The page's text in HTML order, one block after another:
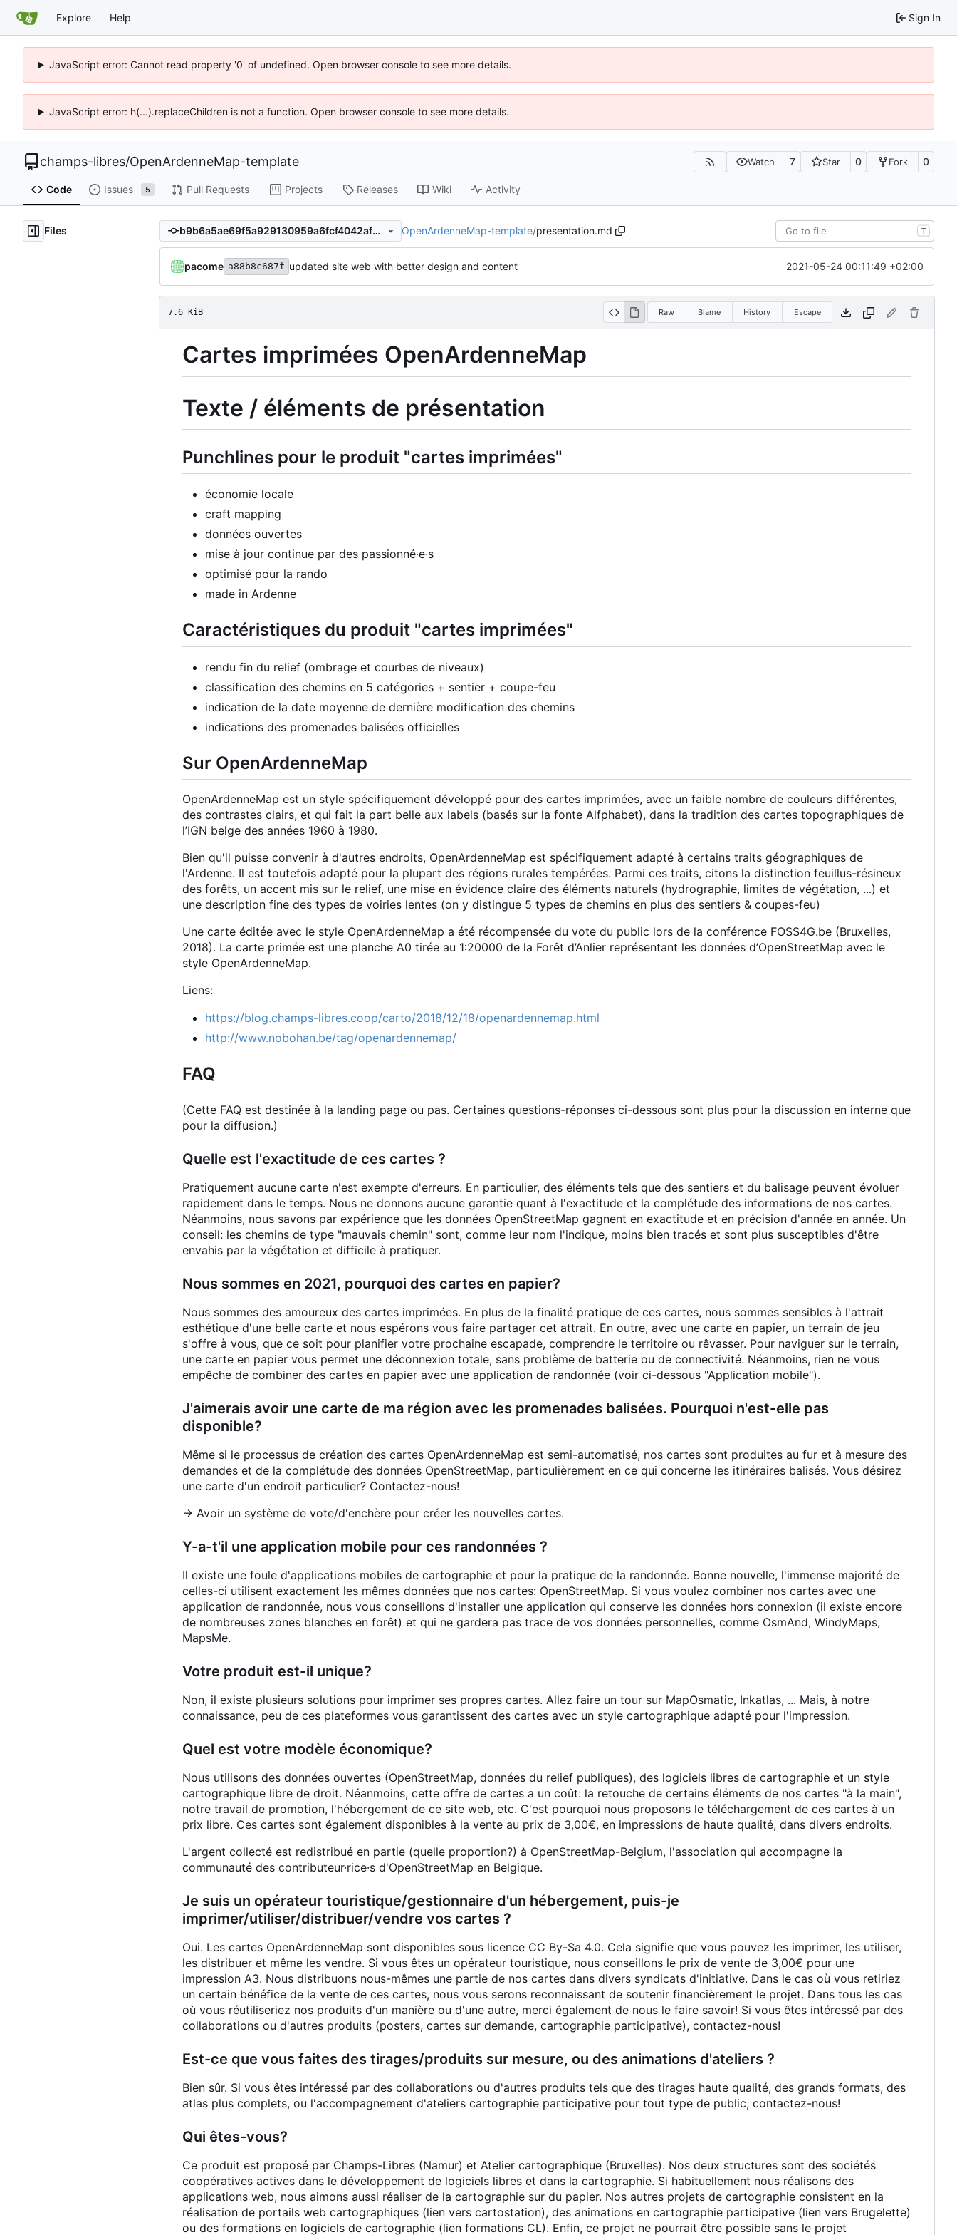
Explore Help Sign In
JavaScript error: Cannot read property '0' of undefined. Open browser console to see more details.
JavaScript error: h(...).replaceChildren is not a function. Open browser console to see more details.
champs-libres/OpenArdenneMap-template Watch 7 Star 0 Fork 0
Code Issues 5 Pull Requests Projects Releases Wiki Activity
Files b9b6a5ae69f5a929130959a6fcf4042af3837cd3 OpenArdenneMap-template/presentation.md T
pacome a88b8c687f updated site web with better design and content 2021-05-24 00:11:49 +02:00
7.6 KiB Raw Blame History Escape
Cartes imprimées OpenArdenneMap
Texte / éléments de présentation
Punchlines pour le produit "cartes imprimées"
économie locale
craft mapping
données ouvertes
mise à jour continue par des passionné·e·s
optimisé pour la rando
made in Ardenne
Caractéristiques du produit "cartes imprimées"
rendu fin du relief (ombrage et courbes de niveaux)
classification des chemins en 5 catégories + sentier + coupe-feu
indication de la date moyenne de dernière modification des chemins
indications des promenades balisées officielles
Sur OpenArdenneMap
OpenArdenneMap est un style spécifiquement développé pour des cartes imprimées, avec un faible nombre de couleurs différentes,
des contrastes clairs, et qui fait la part belle aux labels (basés sur la fonte Alfphabet), dans la tradition des cartes topographiques de
l’IGN belge des années 1960 à 1980.
Bien qu'il puisse convenir à d'autres endroits, OpenArdenneMap est spécifiquement adapté à certains traits géographiques de
l'Ardenne. Il est toutefois adapté pour la plupart des régions rurales tempérées. Parmi ces traits, citons la distinction feuillus-résineux
des forêts, un accent mis sur le relief, une mise en évidence claire des éléments naturels (hydrographie, limites de végétation, ...) et
une description fine des types de voiries lentes (on y distingue 5 types de chemins en plus des sentiers & coupes-feu)
Une carte éditée avec le style OpenArdenneMap a été récompensée du vote du public lors de la conférence FOSS4G.be (Bruxelles,
2018). La carte primée est une planche A0 tirée au 1:20000 de la Forêt d’Anlier représentant les données d’OpenStreetMap avec le
style OpenArdenneMap.
Liens:
https://blog.champs-libres.coop/carto/2018/12/18/openardennemap.html
http://www.nobohan.be/tag/openardennemap/
FAQ
(Cette FAQ est destinée à la landing page ou pas. Certaines questions-réponses ci-dessous sont plus pour la discussion en interne que
pour la diffusion.)
Quelle est l'exactitude de ces cartes ?
Pratiquement aucune carte n'est exempte d'erreurs. En particulier, des éléments tels que des sentiers et du balisage peuvent évoluer
rapidement dans le temps. Nous ne donnons aucune garantie quant à l'exactitude et la complétude des informations de nos cartes.
Néanmoins, nous savons par expérience que les données OpenStreetMap gagnent en exactitude et en précision d'année en année. Un
conseil: les chemins de type "mauvais chemin" sont, comme leur nom l'indique, moins bien tracés et sont plus susceptibles d'être
envahis par la végétation et difficile à pratiquer.
Nous sommes en 2021, pourquoi des cartes en papier?
Nous sommes des amoureux des cartes imprimées. En plus de la finalité pratique de ces cartes, nous sommes sensibles à l'attrait
esthétique d'une belle carte et nous espérons vous faire partager cet attrait. En outre, avec une carte en papier, un terrain de jeu
s'offre à vous, que ce soit pour planifier votre prochaine escapade, comprendre le territoire ou rêvasser. Pour naviguer sur le terrain,
une carte en papier vous permet une déconnexion totale, sans problème de batterie ou de connectivité. Néanmoins, rien ne vous
empêche de combiner des cartes en papier avec une application de randonnée (voir ci-dessous "Application mobile").
J'aimerais avoir une carte de ma région avec les promenades balisées. Pourquoi n'est-elle pas
disponible?
Même si le processus de création des cartes OpenArdenneMap est semi-automatisé, nos cartes sont produites au fur et à mesure des
demandes et de la complétude des données OpenStreetMap, particulièrement en ce qui concerne les itinéraires balisés. Vous désirez
une carte d'un endroit particulier? Contactez-nous!
-> Avoir un système de vote/d'enchère pour créer les nouvelles cartes.
Y-a-t'il une application mobile pour ces randonnées ?
Il existe une foule d'applications mobiles de cartographie et pour la pratique de la randonnée. Bonne nouvelle, l'immense majorité de
celles-ci utilisent exactement les mêmes données que nos cartes: OpenStreetMap. Si vous voulez combiner nos cartes avec une
application de randonnée, nous vous conseillons d'installer une application qui conserve les données hors connexion (il existe encore
de nombreuses zones blanches en forêt) et qui ne gardera pas trace de vos données personnelles, comme OsmAnd, WindyMaps,
MapsMe.
Votre produit est-il unique?
Non, il existe plusieurs solutions pour imprimer ses propres cartes. Allez faire un tour sur MapOsmatic, Inkatlas, ... Mais, à notre
connaissance, peu de ces plateformes vous garantissent des cartes avec un style cartographique adapté pour l'impression.
Quel est votre modèle économique?
Nous utilisons des données ouvertes (OpenStreetMap, données du relief publiques), des logiciels libres de cartographie et un style
cartographique libre de droit. Néanmoins, cette offre de cartes a un coût: la retouche de certains éléments de nos cartes "à la main",
notre travail de promotion, l'hébergement de ce site web, etc. C'est pourquoi nous proposons le téléchargement de ces cartes à un
prix libre. Ces cartes sont également disponibles à la vente au prix de 3,00€, en impressions de haute qualité, dans divers endroits.
L'argent collecté est redistribué en partie (quelle proportion?) à OpenStreetMap-Belgium, l'association qui accompagne la
communauté des contributeur·rice·s d'OpenStreetMap en Belgique.
Je suis un opérateur touristique/gestionnaire d'un hébergement, puis-je
imprimer/utiliser/distribuer/vendre vos cartes ?
Oui. Les cartes OpenArdenneMap sont disponibles sous licence CC By-Sa 4.0. Cela signifie que vous pouvez les imprimer, les utiliser,
les distribuer et même les vendre. Si vous êtes un opérateur touristique, nous conseillons le prix de vente de 3,00€ pour une
impression A3. Nous distribuons nous-mêmes une partie de nos cartes dans divers syndicats d'initiative. Dans le cas où vous retiriez
un certain bénéfice de la vente de ces cartes, nous vous serons reconnaissant de soutenir financièrement le projet. Dans tous les cas
où vous réutiliseriez nos produits d'un manière ou d'une autre, merci également de nous le faire savoir! Si vous êtes intéressé par des
collaborations ou d'autres produits (posters, cartes sur demande, cartographie participative), contactez-nous!
Est-ce que vous faites des tirages/produits sur mesure, ou des animations d'ateliers ?
Bien sûr. Si vous êtes intéressé par des collaborations ou d'autres produits tels que des tirages haute qualité, des grands formats, des
atlas plus complets, ou l'accompagnement d'ateliers cartographie participative pour tout type de public, contactez-nous!
Qui êtes-vous?
Ce produit est proposé par Champs-Libres (Namur) et Atelier cartographique (Bruxelles). Nos deux structures sont des sociétés
coopératives actives dans le développement de logiciels libres et dans la cartographie. Si habituellement nous réalisons des
applications web, nous aimons aussi réaliser de la cartographie sur du papier. Nos autres projets de cartographie consistent en la
réalisation de portails web cartographiques (lien vers cartostation), des animations en cartographie participative (lien vers Brugelette)
ou des formations en logiciels de cartographie (lien formations CL). Enfin, ce projet ne pourrait être possible sans le projet